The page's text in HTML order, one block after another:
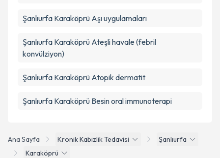
Ana Sayfa Kronik Kabizlik Tedavisi
Şanlıurfa
Karaköprü
Şanlıurfa Karaköprü Aşı uygulamaları
Şanlıurfa Karaköprü Ateşli havale (febril
konvülziyon)
Şanlıurfa Karaköprü Atopik dermatit
Şanlıurfa Karaköprü Besin oral immunoterapi